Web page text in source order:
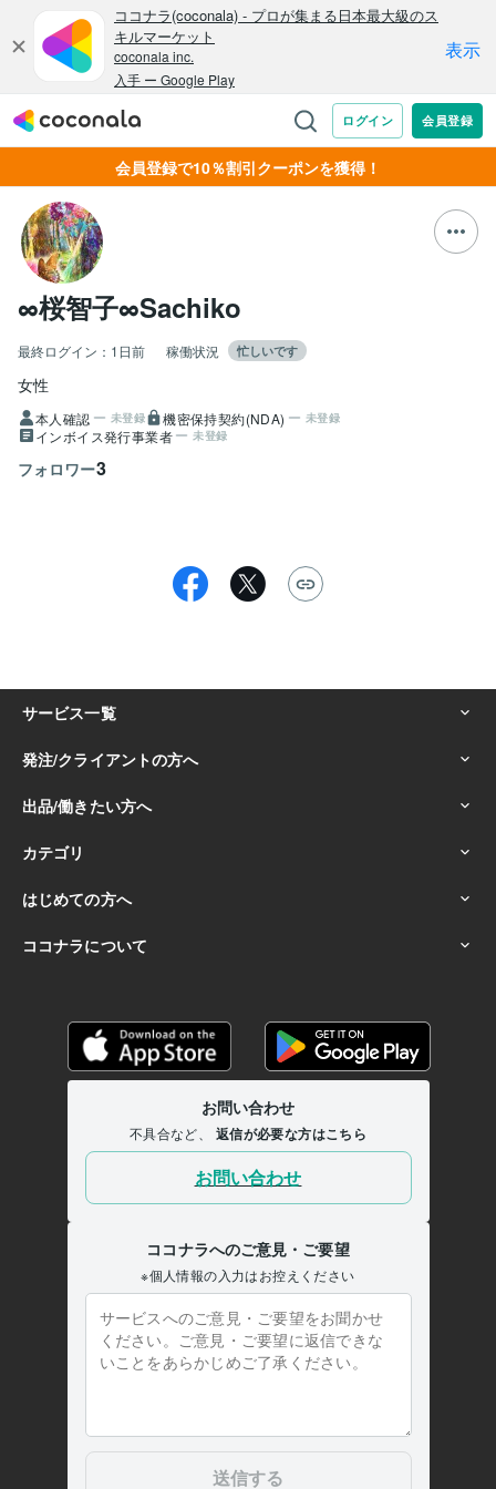
会員登録で10％割引クーポンを獲得！
∞桜智子∞Sachiko
最終ログイン： 1日前 稼働状況 忙しいです
女性
本人確認 未登録 機密保持契約(NDA) 未登録
インボイス発行事業者 未登録
フォロワー3